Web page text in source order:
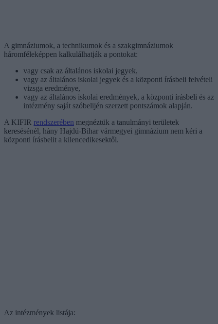
A gimnáziumok, a technikumok és a szakgimnáziumok
háromféleképpen kalkulálhatják a pontokat:
vagy csak az általános iskolai jegyek,
vagy az általános iskolai jegyek és a központi írásbeli felvételi
vizsga eredménye,
vagy az általános iskolai eredmények, a központi írásbeli és az
intézmény saját szóbelijén szerzett pontszámok alapján.
A KIFIR rendszerében megnéztük a tanulmányi területek
keresésénél, hány Hajdú-Bihar vármegyei gimnázium nem kéri a
központi írásbelit a kilencedikesektől.
Az intézmények listája: